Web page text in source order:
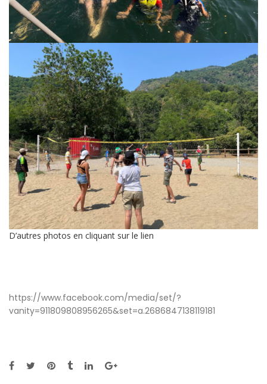
D’autres photos en cliquant sur le lien
https://www.facebook.com/media/set/?
vanity=911809808956265&set=a.2686847138119181